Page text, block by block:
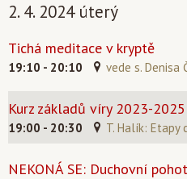
2. 4. 2024 úterý
Tichá meditace v kryptě
19:10 - 20:10 vede s. Denisa
Kurz základů víry 2023-2025
19:00 - 20:30 T. Halík: Etapy
NEKONÁ SE: Duchovní